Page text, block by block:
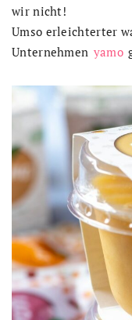
wir nicht!
Umso erleichterter
Unternehmen yamo